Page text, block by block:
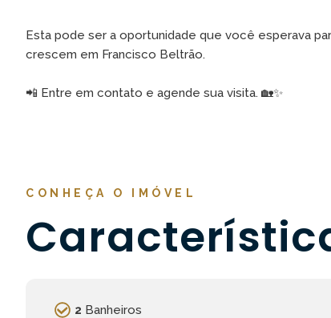
Esta pode ser a oportunidade que você esperava
crescem em Francisco Beltrão.
📲 Entre em contato e agende sua visita. 🏡✨
CONHEÇA O IMÓVEL
2 Banheiros